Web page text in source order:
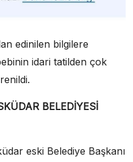
edinilen bilgilere
idari tatilden çok
BELEDİYESİ
eski Belediye Başkanı